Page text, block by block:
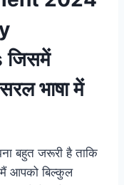
भाषा में
बहुत जरूरी है ताकि
आपको बिल्कुल